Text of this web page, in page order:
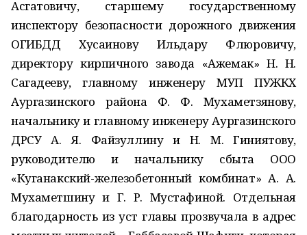
Асгатовичу, старшему государственному
инспектору безопасности дорожного движения
ОГИБДД Хусаинову Ильдару Флюровичу,
директору кирпичного завода «Ажемак» Н. Н.
Сагадееву, главному инженеру МУП ПУЖКХ
Аургазинского района Ф. Ф. Мухаметзянову,
начальнику и главному инженеру Аургазинского
ДРСУ А. Я. Файзуллину и Н. М. Гиниятову,
руководителю и начальнику сбыта ООО
«Куганакский-железобетонный комбинат» А. А.
Мухаметшину и Г. Р. Мустафиной. Отдельная
благодарность из уст главы прозвучала в адрес